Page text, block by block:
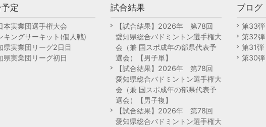
定
本実業団選手権大会
キングサーキット(個人戦)
県実業団リーグ2日目
県実業団リーグ初日
試合結果
【試合結果】2026年 第78回
愛知県総合バドミントン選手権大
会（兼 国スポ成年の部県代表予
選会）【男子単】
【試合結果】2026年 第78回
愛知県総合バドミントン選手権大
会（兼 国スポ成年の部県代表予
選会）【男子複】
【試合結果】2026年 第78回
愛知県総合バドミントン選手権大
ブログ
第33
第32
第31弾
第30